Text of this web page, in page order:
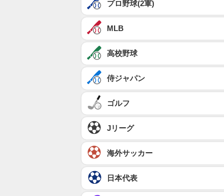
プロ野球(2軍)
MLB
高校野球
侍ジャパン
ゴルフ
Jリーグ
海外サッカー
日本代表